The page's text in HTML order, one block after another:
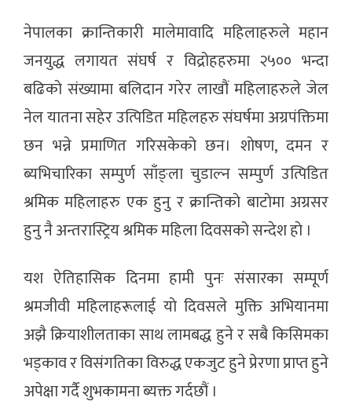
नेपालका क्रान्तिकारी मालेमावादि महिलाहरुले महान
जनयुद्ध लगायत संघर्ष र विद्रोहहरुमा २५०० भन्दा
बढिकाे संख्यामा बलिदान गरेर लाखौं महिलाहरुले जेल
नेल यातना सहेर उत्पिडित महिलहरु संघर्षमा अग्रपंक्तिमा
छन भन्ने प्रमाणित गरिसकेको छन। शाेषण, दमन र
ब्यभिचारिका सम्पुर्ण साँङ्ला चुडाल्न सम्पुर्ण उत्पिडित
श्रमिक महिलाहरु एक हुनु र क्रान्तिकाे बाटाेमा अग्रसर
हुनु नै अन्तरास्ट्रिय श्रमिक महिला दिवसको सन्देश हाे ।
यश ऐतिहासिक दिनमा हामी पुनः संसारका सम्पूर्ण
श्रमजीवी महिलाहरूलाई याे दिवसले मुक्ति अभियानमा
अझै क्रियाशीलताका साथ लामबद्ध हुने र सबै किसिमका
भड्काव र विसंगतिका विरुद्ध एकजुट हुने प्रेरणा प्राप्त हुने
अपेक्षा गर्दै शुभकामना ब्यक्त गर्दछौं ।